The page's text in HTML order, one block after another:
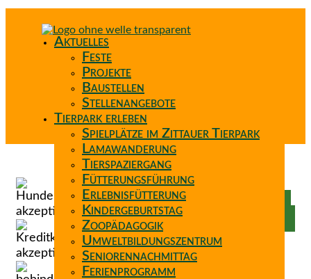
Aktuelles
Feste
Projekte
Baustellen
Stellenangebote
Tierpark erleben
Spielplätze im Zittauer Tierpark
Lamawanderung
Tierspaziergang
Fütterungsführung
Erlebnisfütterung
Kindergeburtstag
Zoopädagogik
Umweltbildungszentrum
Seniorennachmittag
Ferienprogramm